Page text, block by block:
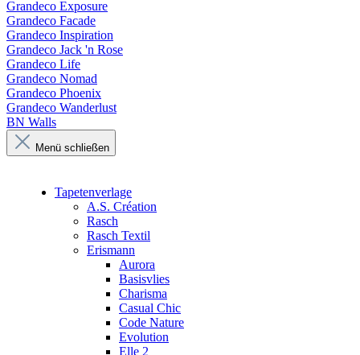
Grandeco Exposure
Grandeco Facade
Grandeco Inspiration
Grandeco Jack 'n Rose
Grandeco Life
Grandeco Nomad
Grandeco Phoenix
Grandeco Wanderlust
BN Walls
Menü schließen
Tapetenverlage
A.S. Création
Rasch
Rasch Textil
Erismann
Aurora
Basisvlies
Charisma
Casual Chic
Code Nature
Evolution
Elle 2